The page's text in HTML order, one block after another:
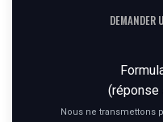
DEMANDER
(réponse
Nous ne transmettons